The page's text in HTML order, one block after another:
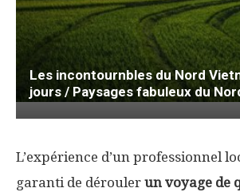
Les incontournbles du Nord
jours / Paysages fabuleux du
L’expérience d’un professionnel
garanti de dérouler un voyage de